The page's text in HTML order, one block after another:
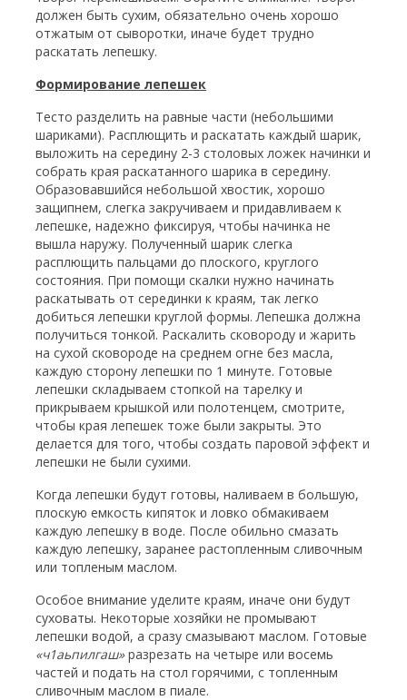
должен быть сухим, обязательно очень хорошо
отжатым от сыворотки, иначе будет трудно
раскатать лепешку.
Формирование лепешек
Тесто разделить на равные части (небольшими
шариками). Расплющить и раскатать каждый шарик,
выложить на середину 2-3 столовых ложек начинки и
собрать края раскатанного шарика в середину.
Образовавшийся небольшой хвостик, хорошо
защипнем, слегка закручиваем и придавливаем к
лепешке, надежно фиксируя, чтобы начинка не
вышла наружу. Полученный шарик слегка
расплющить пальцами до плоского, круглого
состояния. При помощи скалки нужно начинать
раскатывать от серединки к краям, так легко
добиться лепешки круглой формы. Лепешка должна
получиться тонкой. Раскалить сковороду и жарить
на сухой сковороде на среднем огне без масла,
каждую сторону лепешки по 1 минуте. Готовые
лепешки складываем стопкой на тарелку и
прикрываем крышкой или полотенцем, смотрите,
чтобы края лепешек тоже были закрыты. Это
делается для того, чтобы создать паровой эффект и
лепешки не были сухими.
Когда лепешки будут готовы, наливаем в большую,
плоскую емкость кипяток и ловко обмакиваем
каждую лепешку в воде. После обильно смазать
каждую лепешку, заранее растопленным сливочным
или топленым маслом.
Особое внимание уделите краям, иначе они будут
суховаты. Некоторые хозяйки не промывают
лепешки водой, а сразу смазывают маслом. Готовые
«ч1аьпилгаш»разрезать на четыре или восемь
частей и подать на стол горячими, с топленным
сливочным маслом в пиале.